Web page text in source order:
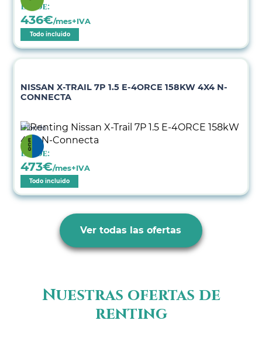
Desde:
436€/mes+IVA
Todo incluido
NISSAN X-TRAIL 7P 1.5 E-4ORCE 158KW 4X4 N-
CONNECTA
Híbrido
Desde:
473€/mes+IVA
Todo incluido
Ver todas las ofertas
Nuestras ofertas de
renting